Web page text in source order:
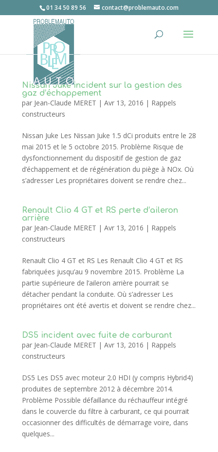
01 34 50 89 56 contact@problemauto.com
Nissan Juke incident sur la gestion des
gaz d’échappement
par Jean-Claude MERET | Avr 13, 2016 | Rappels
constructeurs
Nissan Juke Les Nissan Juke 1.5 dCi produits entre le 28
mai 2015 et le 5 octobre 2015. Problème Risque de
dysfonctionnement du dispositif de gestion de gaz
d’échappement et de régénération du piège à NOx. Où
s’adresser Les propriétaires doivent se rendre chez...
Renault Clio 4 GT et RS perte d’aileron
arrière
par Jean-Claude MERET | Avr 13, 2016 | Rappels
constructeurs
Renault Clio 4 GT et RS Les Renault Clio 4 GT et RS
fabriquées jusqu’au 9 novembre 2015. Problème La
partie supérieure de l’aileron arrière pourrait se
détacher pendant la conduite. Où s’adresser Les
propriétaires ont été avertis et doivent se rendre chez...
DS5 incident avec fuite de carburant
par Jean-Claude MERET | Avr 13, 2016 | Rappels
constructeurs
DS5 Les DS5 avec moteur 2.0 HDI (y compris Hybrid4)
produites de septembre 2012 à décembre 2014.
Problème Possible défaillance du réchauffeur intégré
dans le couvercle du filtre à carburant, ce qui pourrait
occasionner des difficultés de démarrage voire, dans
quelques...